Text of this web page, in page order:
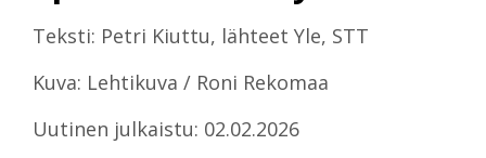
Teksti: Petri Kiuttu, lähteet Yle, STT
Kuva: Lehtikuva / Roni Rekomaa
Uutinen julkaistu: 02.02.2026